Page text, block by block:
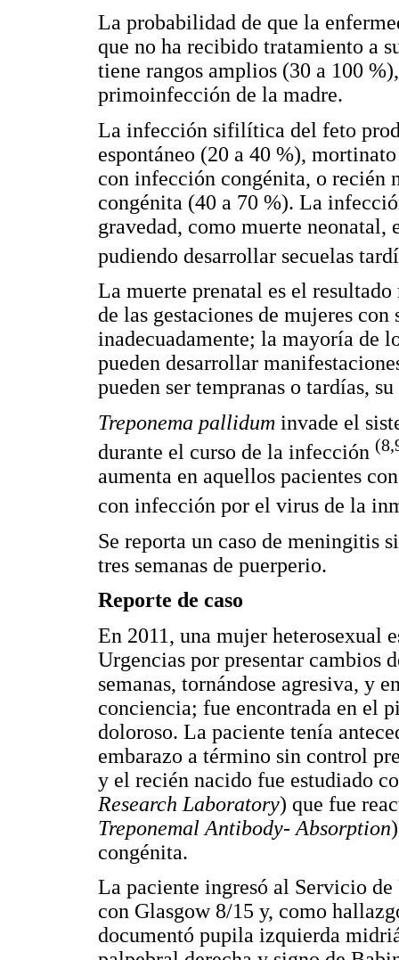
La probabilidad de que la
que no ha recibido tratamiento a
tiene rangos amplios (30 a 100
primoinfección de la madre.
La infección sifilítica del feto
espontáneo (20 a 40 %),
con infección congénita, o
congénita (40 a 70 %). La
gravedad, como muerte
pudiendo desarrollar secuelas
La muerte prenatal es el
de las gestaciones de mujeres
inadecuadamente; la mayoría de
pueden desarrollar
pueden ser tempranas o tardías,
Treponema pallidum invade el
durante el curso de la infección
aumenta en aquellos pacientes
con infección por el virus de la
Se reporta un caso de meningitis
tres semanas de puerperio.
Reporte de caso
En 2011, una mujer heterosexual
Urgencias por presentar cambios
semanas, tornándose agresiva, y
conciencia; fue encontrada en el
doloroso. La paciente tenía
embarazo a término sin control
y el recién nacido fue estudiado
Research Laboratory) que fue
Treponemal Antibody- Absorption
congénita.
La paciente ingresó al Servicio
con Glasgow 8/15 y, como
documentó pupila izquierda